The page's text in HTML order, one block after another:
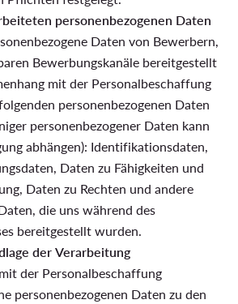
personenbezogenen Daten
Daten von Bewerbern,
Bewerbungskanäle bereitgestellt
mit der Personalbeschaffung
personenbezogenen Daten
personenbezogener Daten kann
abhängen): Identifikationsdaten,
Daten zu Fähigkeiten und
Daten zu Rechten und andere
die uns während des
bereitgestellt wurden.
der Verarbeitung
der Personalbeschaffung
personenbezogenen Daten zu den